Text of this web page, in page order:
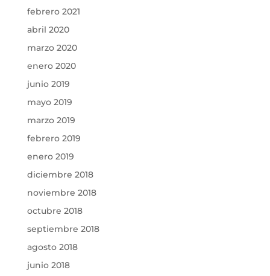
febrero 2021
abril 2020
marzo 2020
enero 2020
junio 2019
mayo 2019
marzo 2019
febrero 2019
enero 2019
diciembre 2018
noviembre 2018
octubre 2018
septiembre 2018
agosto 2018
junio 2018